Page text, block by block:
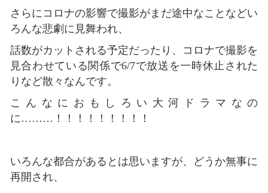
さらにコロナの影響で撮影がまだ途中なことなどい
ろんな悲劇に見舞われ、
話数がカットされる予定だったり、コロナで撮影を
見合わせている関係で6/7で放送を一時休止された
りなど散々なんです。
こんなにおもしろい大河ドラマなの
に………！！！！！！！！！
いろんな都合があるとは思いますが、どうか無事に
再開され、